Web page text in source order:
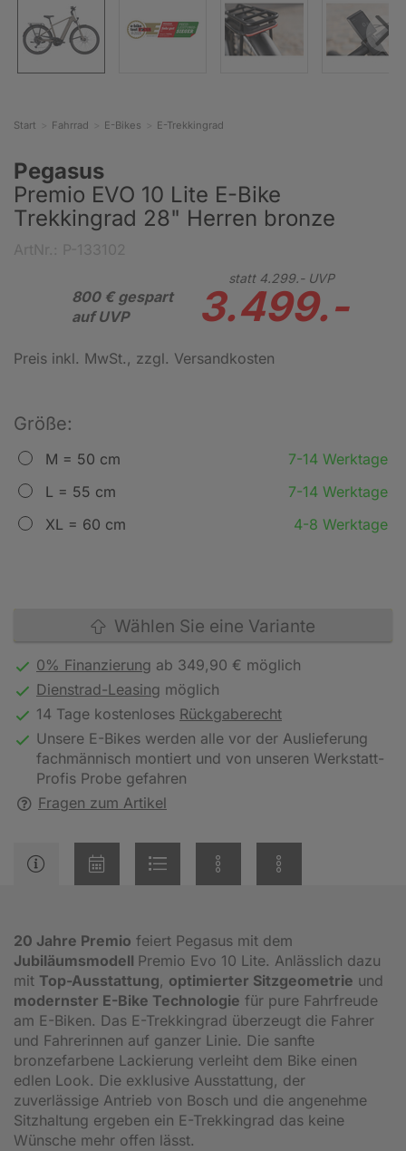
Start Fahrrad E-Bikes E-Trekkingrad
Pegasus
Premio EVO 10 Lite E-Bike
Trekkingrad 28" Herren bronze
800 € gespart
auf UVP
statt 4.299.-UVP
3.499.-
Preis inkl. MwSt. , zzgl. Versandkosten
Größe:
M = 50 cm
7-14 Werktage
L = 55 cm
7-14 Werktage
XL = 60 cm
4-8 Werktage
Wählen Sie eine Variante
0% Finanzierung ab 349,90 € möglich
Dienstrad-Leasing möglich
14 Tage kostenloses Rückgaberecht
Unsere E-Bikes werden alle vor der Auslieferung
fachmännisch montiert und von unseren Werkstatt-
Profis Probe gefahren
Fragen zum Artikel
20 Jahre Premio feiert Pegasus mit dem
Jubiläumsmodell Premio Evo 10 Lite. Anlässlich dazu
mit Top-Ausstattung, optimierter Sitzgeometrie und
modernster E-Bike Technologie für pure Fahrfreude
am E-Biken. Das E-Trekkingrad überzeugt die Fahrer
und Fahrerinnen auf ganzer Linie. Die sanfte
bronzefarbene Lackierung verleiht dem Bike einen
edlen Look. Die exklusive Ausstattung, der
zuverlässige Antrieb von Bosch und die angenehme
Sitzhaltung ergeben ein E-Trekkingrad das keine
Wünsche mehr offen lässt.